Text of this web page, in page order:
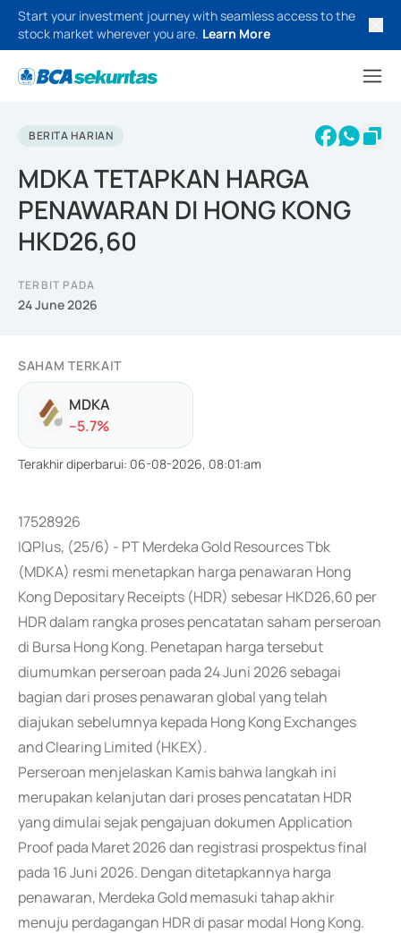
Start your investment journey with seamless access to the
stock market wherever you are. Learn More
BERITA HARIAN
MDKA TETAPKAN HARGA
PENAWARAN DI HONG KONG
HKD26,60
TERBIT PADA
24 June 2026
SAHAM TERKAIT
MDKA
--5.7%
Terakhir diperbarui: 06-08-2026, 08:01:am
17528926
IQPlus, (25/6) - PT Merdeka Gold Resources Tbk
(MDKA) resmi menetapkan harga penawaran Hong
Kong Depositary Receipts (HDR) sebesar HKD26,60 per
HDR dalam rangka proses pencatatan saham perseroan
di Bursa Hong Kong. Penetapan harga tersebut
diumumkan perseroan pada 24 Juni 2026 sebagai
bagian dari proses penawaran global yang telah
diajukan sebelumnya kepada Hong Kong Exchanges
and Clearing Limited (HKEX).
Perseroan menjelaskan Kamis bahwa langkah ini
merupakan kelanjutan dari proses pencatatan HDR
yang dimulai sejak pengajuan dokumen Application
Proof pada Maret 2026 dan registrasi prospektus final
pada 16 Juni 2026. Dengan ditetapkannya harga
penawaran, Merdeka Gold memasuki tahap akhir
menuju perdagangan HDR di pasar modal Hong Kong.